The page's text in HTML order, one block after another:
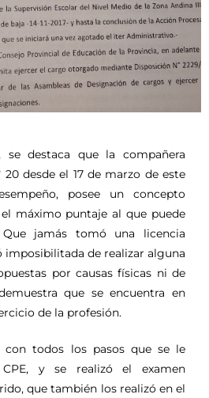
se destaca que la compañera
20 desde el 17 de marzo de este
posee un concepto
máximo puntaje al que puede
jamás tomó una licencia
imposibilitada de realizar alguna
por causas físicas ni de
que se encuentra en
de la profesión.
todos los pasos que se le
y se realizó el examen
que también los realizó en el